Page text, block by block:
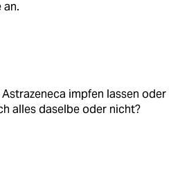
an.
impfen lassen oder
alles daselbe oder nicht?